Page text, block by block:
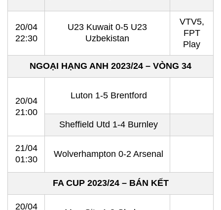
20/04
22:30
U23 Kuwait 0-5 U23
Uzbekistan
VTV5,
FPT
Play
NGOẠI HẠNG ANH 2023/24 – VÒNG 34
20/04
21:00
Luton 1-5 Brentford
Sheffield Utd 1-4 Burnley
21/04
01:30
Wolverhampton 0-2 Arsenal
FA CUP 2023/24 – BÁN KẾT
20/04